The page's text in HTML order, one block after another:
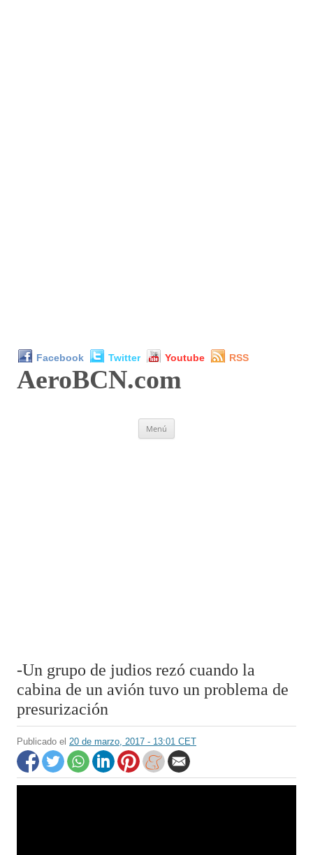
Facebook Twitter Youtube RSS
AeroBCN.com
Menú
-Un grupo de judios rezó cuando la
cabina de un avión tuvo un problema de
presurización
Publicado el 20 de marzo, 2017 - 13:01 CET